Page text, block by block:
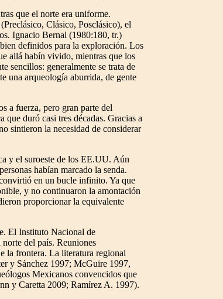
que el norte era uniforme.
Clásico, Posclásico), el
Ignacio Bernal (1980:180, tr.)
definidos para la exploración. Los
allá habín vivido, mientras que los
sencillos: generalmente se trata de
una arqueología aburrida, de gente
a fuerza, pero gran parte del
duró casi tres décadas. Gracias a
sintieron la necesidad de considerar
y el suroeste de los EE.UU. Aún
habían marcado la senda.
en un bucle infinito. Ya que
y no continuaron la amontación
proporcionar la equivalente
El Instituto Nacional de
del país. Reuniones
la frontera. La literatura regional
y Sánchez 1997; McGuire 1997,
Mexicanos convencidos que
y Caretta 2009; Ramírez A. 1997).